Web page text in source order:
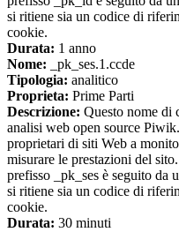
si ritiene sia un codice di
cookie.
Durata: 1 anno
Nome: _pk_ses.1.ccde
Tipologia: analitico
Proprieta: Prime Parti
Descrizione: Questo nome di
analisi web open source
proprietari di siti Web a
misurare le prestazioni del
prefisso _pk_ses è seguito da
si ritiene sia un codice di
cookie.
Durata: 30 minuti